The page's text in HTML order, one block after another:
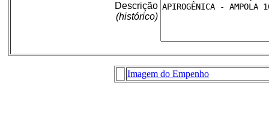
Descrição
(histórico)
Imagem do Empenho